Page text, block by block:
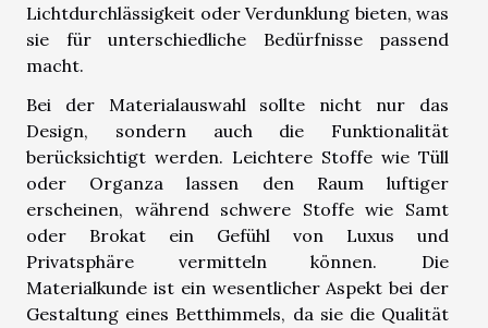
Lichtdurchlässigkeit oder Verdunklung bieten, was
sie für unterschiedliche Bedürfnisse passend
macht.
Bei der Materialauswahl sollte nicht nur das
Design, sondern auch die Funktionalität
berücksichtigt werden. Leichtere Stoffe wie Tüll
oder Organza lassen den Raum luftiger
erscheinen, während schwere Stoffe wie Samt
oder Brokat ein Gefühl von Luxus und
Privatsphäre vermitteln können. Die
Materialkunde ist ein wesentlicher Aspekt bei der
Gestaltung eines Betthimmels, da sie die Qualität